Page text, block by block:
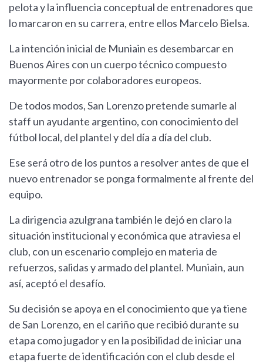
pelota y la influencia conceptual de entrenadores que
lo marcaron en su carrera, entre ellos Marcelo Bielsa.
La intención inicial de Muniain es desembarcar en
Buenos Aires con un cuerpo técnico compuesto
mayormente por colaboradores europeos.
De todos modos, San Lorenzo pretende sumarle al
staff un ayudante argentino, con conocimiento del
fútbol local, del plantel y del día a día del club.
Ese será otro de los puntos a resolver antes de que el
nuevo entrenador se ponga formalmente al frente del
equipo.
La dirigencia azulgrana también le dejó en claro la
situación institucional y económica que atraviesa el
club, con un escenario complejo en materia de
refuerzos, salidas y armado del plantel. Muniain, aun
así, aceptó el desafío.
Su decisión se apoya en el conocimiento que ya tiene
de San Lorenzo, en el cariño que recibió durante su
etapa como jugador y en la posibilidad de iniciar una
etapa fuerte de identificación con el club desde el